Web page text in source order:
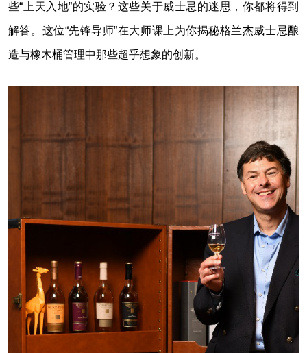
些“上天入地”的实验？这些关于威士忌的迷思，你都将得到
解答。这位“先锋导师”在大师课上为你揭秘格兰杰威士忌酿
造与橡木桶管理中那些超乎想象的创新。